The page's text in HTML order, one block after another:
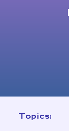
Topics: